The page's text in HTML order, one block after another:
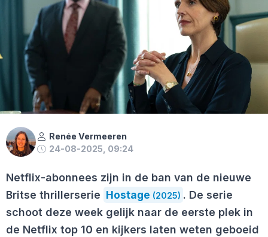
Renée Vermeeren
24-08-2025, 09:24
Netflix-abonnees zijn in de ban van de nieuwe
Britse thrillerserie Hostage (2025) . De serie
schoot deze week gelijk naar de eerste plek in
de Netflix top 10 en kijkers laten weten geboeid